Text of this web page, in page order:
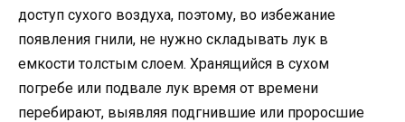
доступ сухого воздуха, поэтому, во избежание
появления гнили, не нужно складывать лук в
емкости толстым слоем. Хранящийся в сухом
погребе или подвале лук время от времени
перебирают, выявляя подгнившие или проросшие